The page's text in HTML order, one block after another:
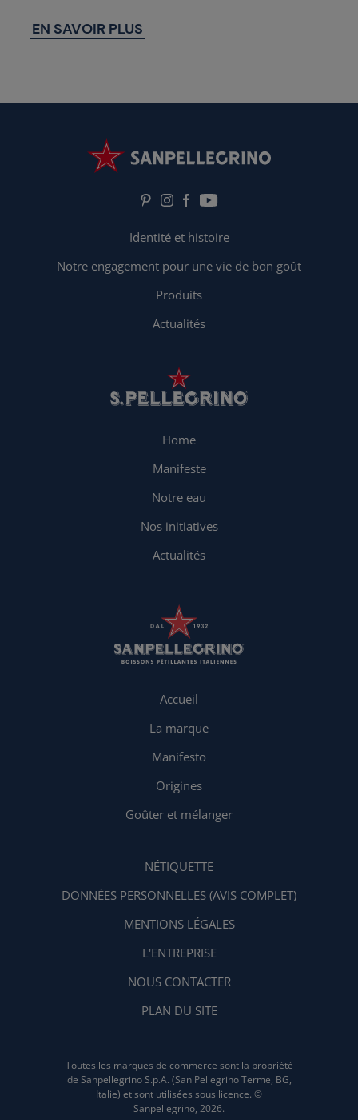
EN SAVOIR PLUS
Identité et histoire
Notre engagement pour une vie de bon goût
Produits
Actualités
Home
Manifeste
Notre eau
Nos initiatives
Actualités
Accueil
La marque
Manifesto
Origines
Goûter et mélanger
NÉTIQUETTE
DONNÉES PERSONNELLES (AVIS COMPLET)
MENTIONS LÉGALES
L'ENTREPRISE
NOUS CONTACTER
PLAN DU SITE
Toutes les marques de commerce sont la propriété
de Sanpellegrino S.p.A. (San Pellegrino Terme, BG,
Italie) et sont utilisées sous licence. ©
Sanpellegrino, 2026.